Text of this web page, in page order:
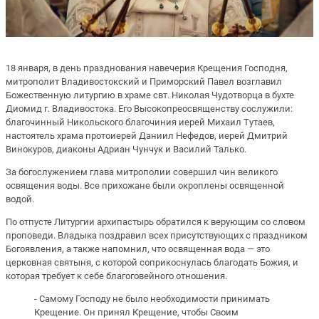
18 января, в день празднования навечерия Крещения Господня,
митрополит Владивостокский и Приморский Павел возглавил
Божественную литургию в храме свт. Николая Чудотворца в бухте
Диомид г. Владивостока. Его Высокопреосвященству сослужили:
благочинный Никольского благочиния иерей Михаил Тутаев,
настоятель храма протоиерей Даниил Нефедов, иерей Дмитрий
Винокуров, диаконы Адриан Чунчук и Василий Талько.
За богослужением глава митрополии совершил чин великого
освящения воды. Все прихожане были окроплены освященной
водой.
По отпусте Литургии архипастырь обратился к верующим со словом
проповеди. Владыка поздравил всех присутствующих с праздником
Богоявления, а также напомнил, что освященная вода — это
церковная святыня, с которой соприкоснулась благодать Божия, и
которая требует к себе благоговейного отношения.
- Самому Господу не было необходимости принимать
Крещение. Он принял Крещение, чтобы Своим